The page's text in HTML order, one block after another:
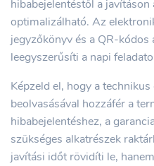
hibabejelentéstől a
optimalizálható. Az
jegyzőkönyv és a QR-
leegyszerűsíti a napi
Képzeld el, hogy a
beolvasásával hozzáfér a
hibabejelentéshez, a
szükséges alkatrészek
javítási időt rövidíti le,